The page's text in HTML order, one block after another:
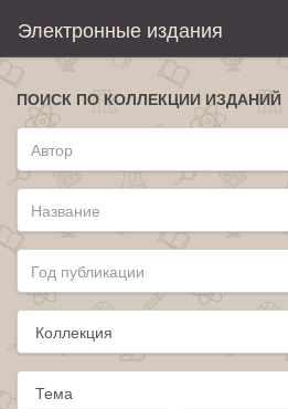
Электронные издания
ПОИСК ПО КОЛЛЕКЦИИ ИЗДАНИЙ